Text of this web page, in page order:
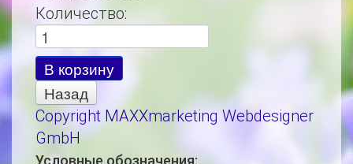
Количество:
Copyright MAXXmarketing Webdesigner
GmbH
Условные обозначения: